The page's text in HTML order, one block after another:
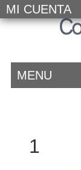
MI CUENTA
MENU
1